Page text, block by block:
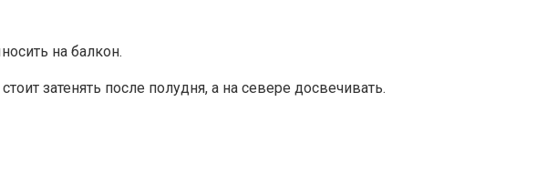
на балкон.
затенять после полудня, а на севере досвечивать.